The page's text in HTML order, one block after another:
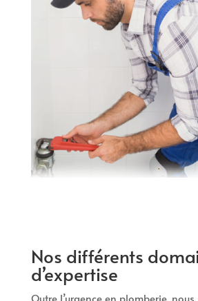
Nos différents
d’expertise
Outre l’urgence en plomberie,